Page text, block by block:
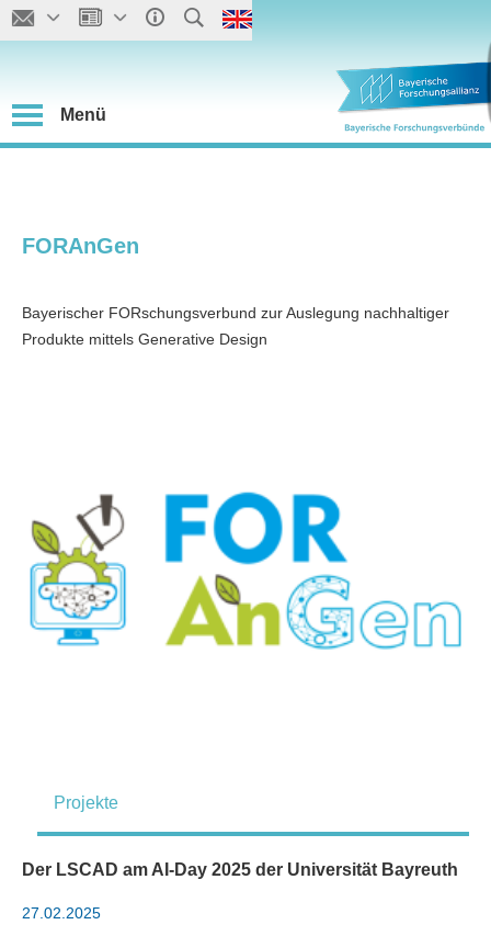
Menü
FORAnGen
Bayerischer FORschungsverbund zur Auslegung nachhaltiger
Produkte mittels Generative Design
Projekte
Der LSCAD am AI-Day 2025 der Universität Bayreuth
27.02.2025